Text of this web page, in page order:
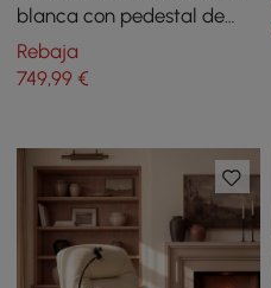
blanca con pedestal de
metal en forma de anillo de
acabado de cromo
Rebaja
749,99 €